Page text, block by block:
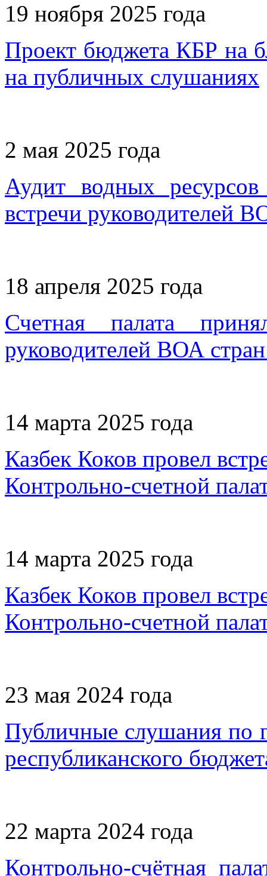
19 ноября 2025 года
Проект бюджета КБР на
на публичных слушаниях
2 мая 2025 года
Аудит водных
встречи руководителей
18 апреля 2025 года
Счетная палата
руководителей ВОА
14 марта 2025 года
Казбек Коков провел
Контрольно-счетной
14 марта 2025 года
Казбек Коков провел
Контрольно-счетной
23 мая 2024 года
Публичные слушания по
республиканского
22 марта 2024 года
Контрольно-счётная